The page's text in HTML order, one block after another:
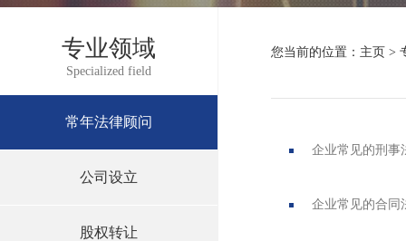
专业领域
Specialized field
常年法律顾问
公司设立
股权转让
您当前的位置： 主页 >
企业常见的刑事
企业常见的合同